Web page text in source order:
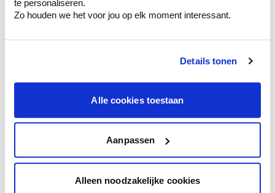
te personaliseren.
Zo houden we het voor jou op elk moment interessant.
Details tonen
Alle cookies toestaan
Aanpassen
Alleen noodzakelijke cookies
Obtenez des conseils personnalisés sur la
combinaison de couleurs.
Faites le tour de vos pièces avec l'expert
Obtenez un conseil couleur en fonction de
l'éclairage et de votre mobilier.